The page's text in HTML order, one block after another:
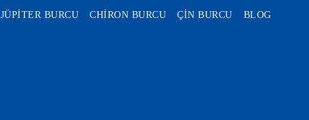
JÜPİTER BURCU CHİRON BURCU ÇİN BURCU BLOG